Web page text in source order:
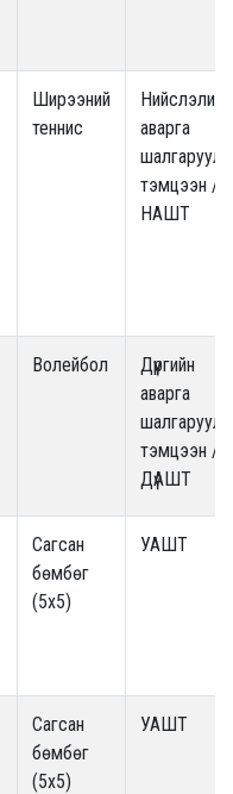
Ширээний
теннис
Нийслэлийн
аварга
тэмцээн /
НАШТ
Волейбол
Дүүргийн
аварга
тэмцээн /
ДүАШТ
Сагсан
бөмбөг
(5x5)
УАШТ
Сагсан
бөмбөг
(5x5)
УАШТ